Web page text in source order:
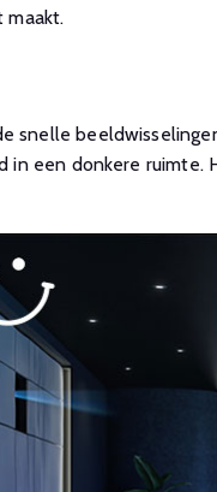
maakt.
snelle
in een donkere